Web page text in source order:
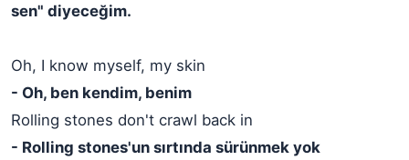
sen" diyeceğim.
Oh, I know myself, my skin
- Oh, ben kendim, benim
Rolling stones don't crawl back in
- Rolling stones'un sırtında sürünmek yok